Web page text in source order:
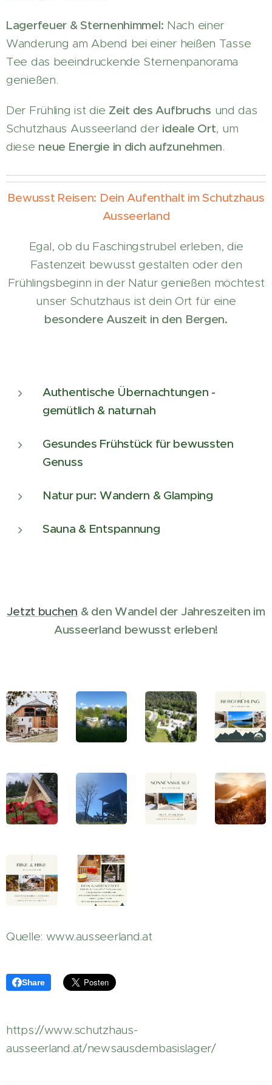
Lagerfeuer & Sternenhimmel: Nach einer
Wanderung am Abend bei einer heißen Tasse
Tee das beeindruckende Sternenpanorama
genießen.
Der Frühling ist die Zeit des Aufbruchs und das
Schutzhaus Ausseerland der ideale Ort, um
diese neue Energie in dich aufzunehmen.
Bewusst Reisen: Dein Aufenthalt im Schutzhaus
Ausseerland
Egal, ob du Faschingstrubel erleben, die
Fastenzeit bewusst gestalten oder den
Frühlingsbeginn in der Natur genießen möchtest
unser Schutzhaus ist dein Ort für eine
besondere Auszeit in den Bergen.
Authentische Übernachtungen -
gemütlich & naturnah
Gesundes Frühstück für bewussten
Genuss
Natur pur: Wandern & Glamping
Sauna & Entspannung
Jetzt buchen & den Wandel der Jahreszeiten im
Ausseerland bewusst erleben!
Quelle: www.ausseerland.at
Share
https://www.schutzhaus-
ausseerland.at/newsausdembasislager/